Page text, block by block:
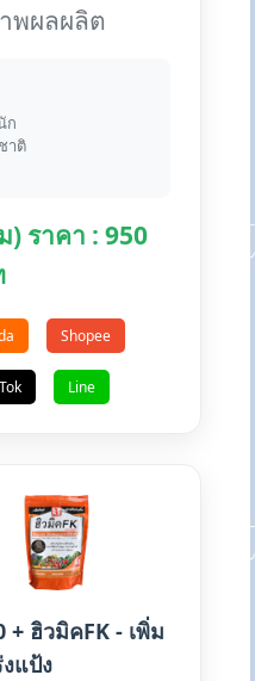
พผลผลิต
ก
าติ
) ราคา : 950
Shopee
Line
+ ฮิวมิคFK - เพิ่ม
แป้ง